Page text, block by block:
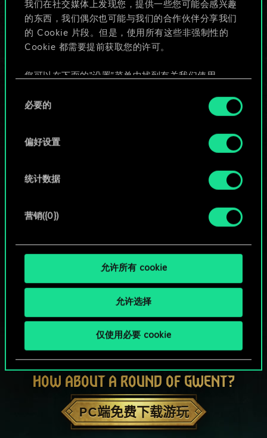
我们在社交媒体上发现您，提供一些您可能会感兴趣
的东西，我们偶尔也可能与我们的合作伙伴分享我们
的 Cookie 片段。但是，使用所有这些非强制性的
Cookie 都需要提前获取您的许可。
您可以在下面的"设置"菜单中找到有关我们使用
好。一旦您了解了其中的内容并准备好继续，请点
必要的
偏好设置
统计数据
营销({0})
允许所有 cookie
允许选择
仅使用必要 cookie
给牌组命名并撰写攻略
编辑牌组
HOW ABOUT A ROUND OF GWENT?
PC端免费下载游玩